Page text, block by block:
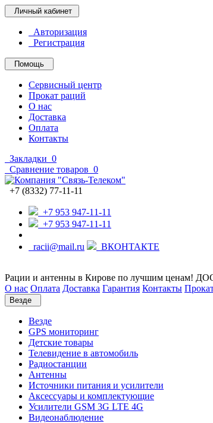
Личный кабинет
Авторизация
Регистрация
Помощь
Сервисный центр
Прокат раций
О нас
Доставка
Оплата
Контакты
Закладки 0
Сравнение товаров 0
+7 (8332) 77-11-11
+7 953 947-11-11
+7 953 947-11-11
racii@mail.ru ВКОНТАКТЕ
Рации и антенны в Кирове по лучшим
О нас Оплата Доставка Гарантия Контакты
Везде
Везде
GPS мониторинг
Детские товары
Телевидение в автомобиль
Радиостанции
Антенны
Источники питания и усилители
Аксессуары и комплектующие
Усилители GSM 3G LTE 4G
Видеонаблюдение